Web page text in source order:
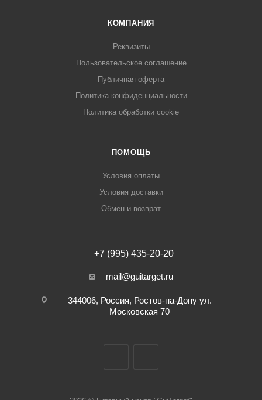
КОМПАНИЯ
Реквизиты
Пользовательское соглашение
Публичная оферта
Политика конфиденциальности
Политика обработки cookie
ПОМОЩЬ
Условия оплаты
Условия доставки
Обмен и возврат
+7 (995) 435-20-20
mail@guitarget.ru
344006, Россия, Ростов-на-Дону ул.
Московская 70